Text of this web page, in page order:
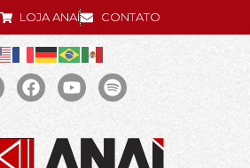
LOJA ANAÍ CONTATO